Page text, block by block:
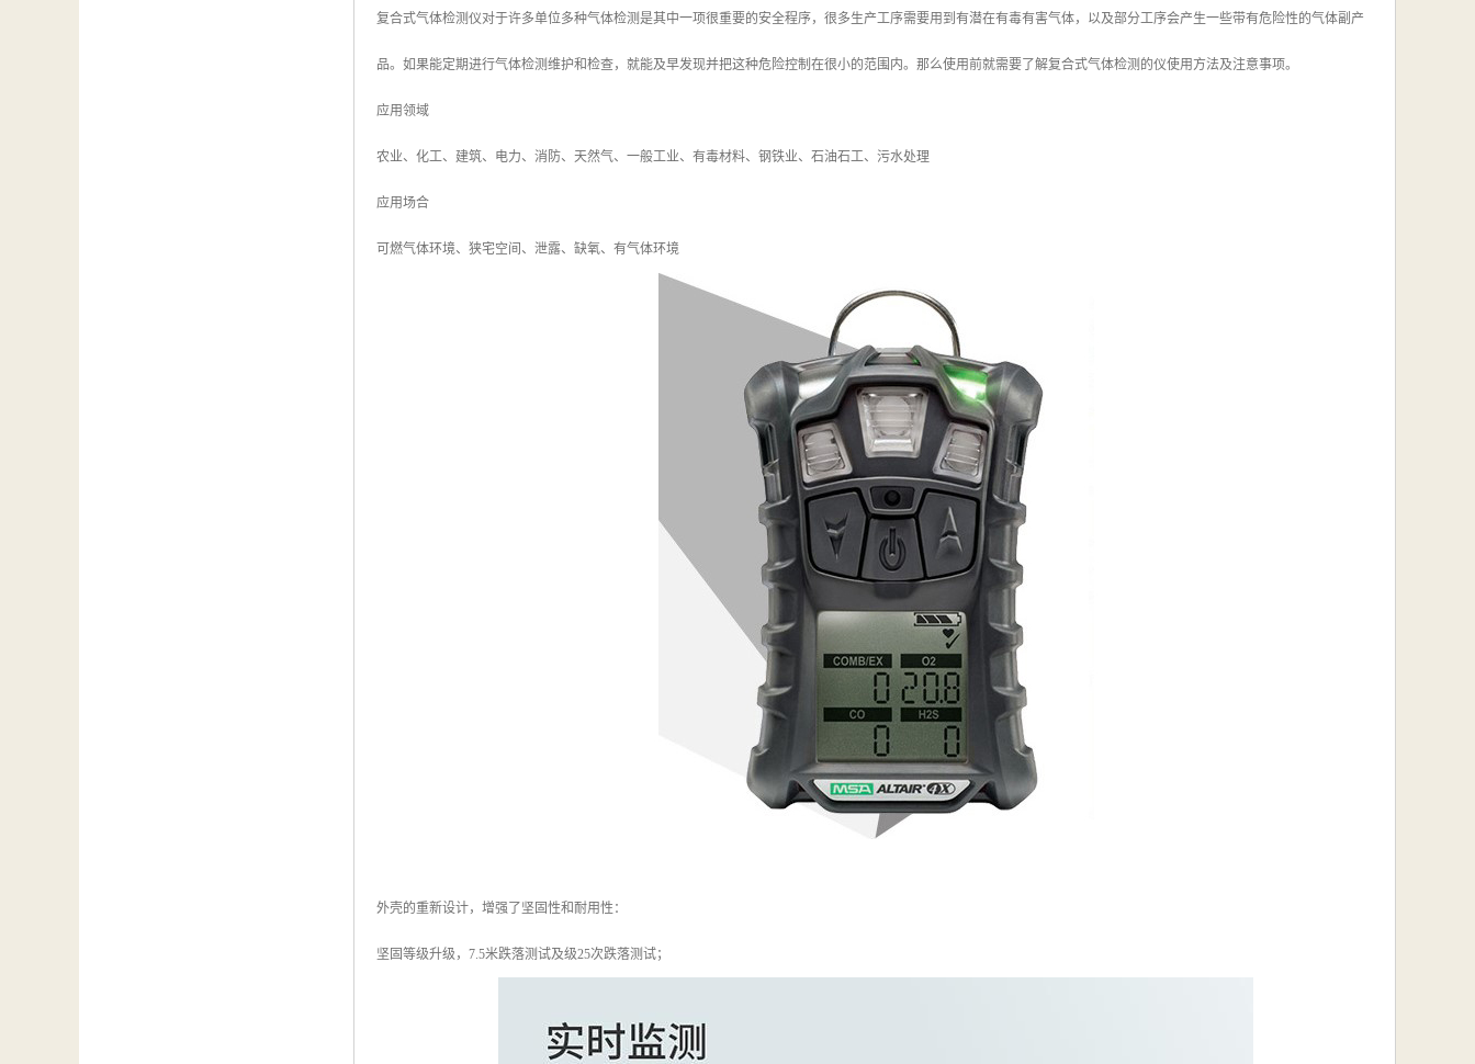
复合式气体检测仪对于许多单位多种气体检测是其中一项很重要的安全程序，很多生产工序需要用到有潜在有毒有害气体，以及部分工序会产生一些带有危险性的气体副产
品。如果能定期进行气体检测维护和检查，就能及早发现并把这种危险控制在很小的范围内。那么使用前就需要了解复合式气体检测的仪使用方法及注意事项。
应用领域
农业、化工、建筑、电力、消防、天然气、一般工业、有毒材料、钢铁业、石油石工、污水处理
应用场合
可燃气体环境、狭宅空间、泄露、缺氧、有气体环境
外壳的重新设计，增强了坚固性和耐用性：
坚固等级升级，7.5米跌落测试及级25次跌落测试；